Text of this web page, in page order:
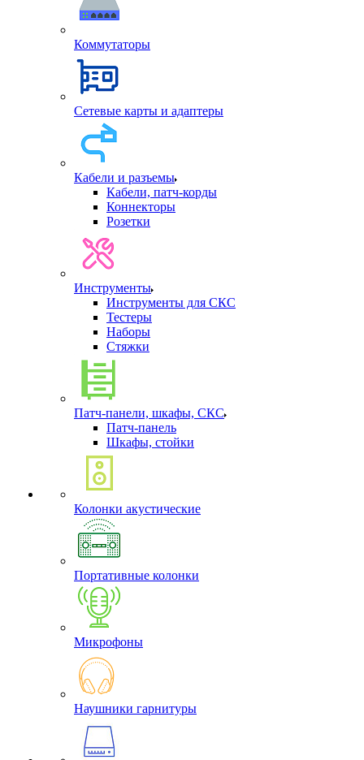
Коммутаторы
Сетевые карты и адаптеры
Кабели и разъемы
Кабели, патч-корды
Коннекторы
Розетки
Инструменты
Инструменты для СКС
Тестеры
Наборы
Стяжки
Патч-панели, шкафы, СКС
Патч-панель
Шкафы, стойки
Колонки акустические
Портативные колонки
Микрофоны
Наушники гарнитуры